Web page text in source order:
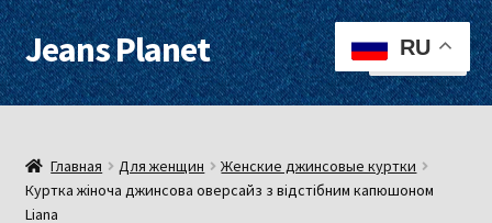
Перейти
к
навигации
Перейти
к
содержимому
Jeans Planet Меню
Для женщин
Для мужчин
Главная Для женщин
Женские джинсовые куртки
Куртка жіноча джинсова оверсайз з відстібним капюшоном
Liana
RU